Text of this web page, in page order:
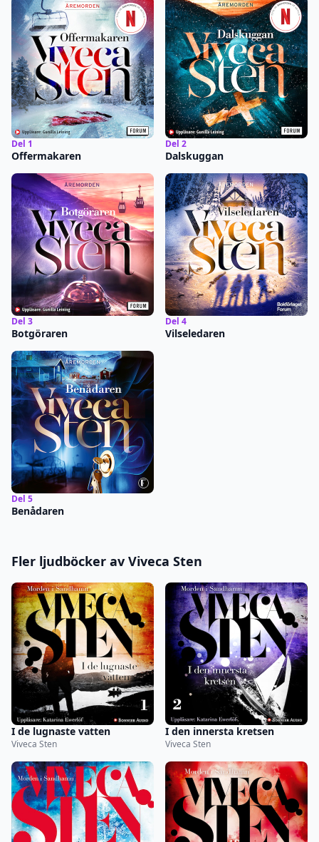
Del 1
Offermakaren
Del 2
Dalskuggan
Del 3
Botgöraren
Del 4
Vilseledaren
Del 5
Benådaren
Fler ljudböcker av Viveca Sten
I de lugnaste vatten
Viveca Sten
I den innersta kretsen
Viveca Sten